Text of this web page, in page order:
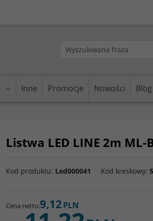
Inne Promocje Nowości Blog
Listwa LED LINE 2m ML-
Kod produktu: Led000041 Kod kreskowy:
Cena netto:9,12PLN